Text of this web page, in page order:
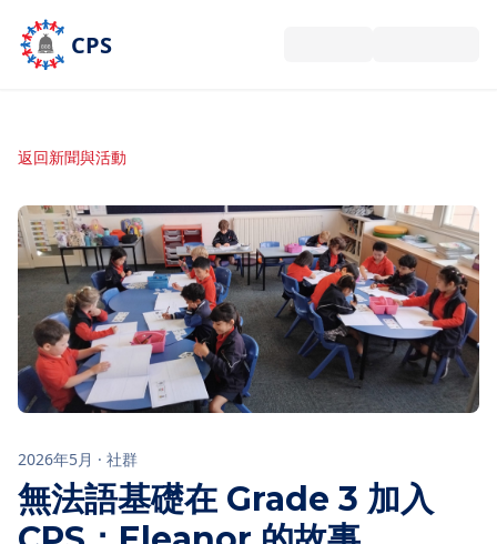
CPS
返回新聞與活動
2026年5月 · 社群
無法語基礎在 Grade 3 加入